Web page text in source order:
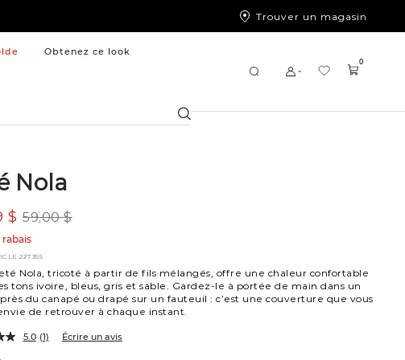
Trouver un magasin
Obtenez ce look
Chercher
0
Nola
59,00 $
$
rabais
227355
Nola, tricoté à partir de fils mélangés, offre une chaleur confortable
tons ivoire, bleus, gris et sable. Gardez-le à portée de main dans un
du canapé ou drapé sur un fauteuil : c’est une couverture que vous
de retrouver à chaque instant.
5.0 (1) Écrire un avis